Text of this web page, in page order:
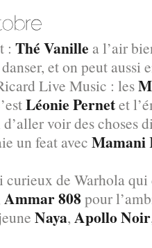
: Thé Vanille a l’air
et on peut aussi
Live Music : les
Léonie Pernetet
d’aller voir des choses
un feat avec Mamani
curieux de Warhola
Ammar 808 pour
Naya, Apollo Noir